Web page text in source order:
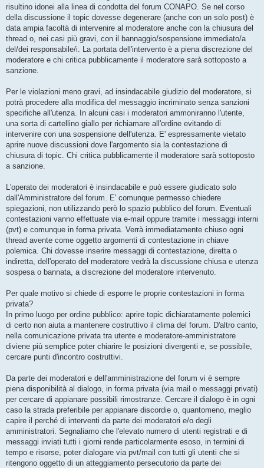
risultino idonei alla linea di condotta del forum CONAPO. Se nel corso
della discussione il topic dovesse degenerare (anche con un solo post) è
data ampia facoltà di intervenire al moderatore anche con la chiusura del
thread o, nei casi più gravi, con il bannaggio/sospensione immediato/a
del/dei responsabile/i. La portata dell'intervento è a piena discrezione del
moderatore e chi critica pubblicamente il moderatore sarà sottoposto a
sanzione.
Per le violazioni meno gravi, ad insindacabile giudizio del moderatore, si
potrà procedere alla modifica del messaggio incriminato senza sanzioni
specifiche all'utenza. In alcuni casi i moderatori ammoniranno l'utente,
una sorta di cartellino giallo per richiamare all'ordine evitando di
intervenire con una sospensione dell'utenza. E' espressamente vietato
aprire nuove discussioni dove l'argomento sia la contestazione di
chiusura di topic. Chi critica pubblicamente il moderatore sarà sottoposto
a sanzione.
L'operato dei moderatori è insindacabile e può essere giudicato solo
dall'Amministratore del forum. E' comunque permesso chiedere
spiegazioni, non utilizzando però lo spazio pubblico del forum. Eventuali
contestazioni vanno effettuate via e-mail oppure tramite i messaggi interni
(pvt) e comunque in forma privata. Verrà immediatamente chiuso ogni
thread avente come oggetto argomenti di contestazione in chiave
polemica. Chi dovesse inserire messaggi di contestazione, diretta o
indiretta, dell'operato del moderatore vedrà la discussione chiusa e utenza
sospesa o bannata, a discrezione del moderatore intervenuto.
Per quale motivo si chiede di esporre le proprie contestazioni in forma
privata?
In primo luogo per ordine pubblico: aprire topic dichiaratamente polemici
di certo non aiuta a mantenere costruttivo il clima del forum. D'altro canto,
nella comunicazione privata tra utente e moderatore-amministratore
diviene più semplice poter chiarire le posizioni divergenti e, se possibile,
cercare punti d'incontro costruttivi.
Da parte dei moderatori e dell'amministrazione del forum vi è sempre
piena disponibilità al dialogo, in forma privata (via mail o messaggi privati)
per cercare di appianare possibili rimostranze. Cercare il dialogo è in ogni
caso la strada preferibile per appianare discordie o, quantomeno, meglio
capire il perché di interventi da parte dei moderatori e/o degli
amministratori. Segnaliamo che l'elevato numero di utenti registrati e di
messaggi inviati tutti i giorni rende particolarmente esoso, in termini di
tempo e risorse, poter dialogare via pvt/mail con tutti gli utenti che si
ritengono oggetto di un atteggiamento persecutorio da parte dei